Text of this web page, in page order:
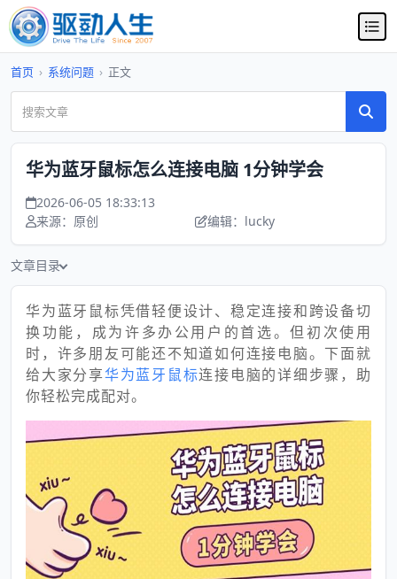
首页 › 系统问题 › 正文
华为蓝牙鼠标怎么连接电脑 1分钟学会
2026-06-05 18:33:13
来源：原创
编辑：lucky
文章目录
华为蓝牙鼠标凭借轻便设计、稳定连接和跨设备切
换功能，成为许多办公用户的首选。但初次使用
时，许多朋友可能还不知道如何连接电脑。下面就
给大家分享华为蓝牙鼠标连接电脑的详细步骤，助
你轻松完成配对。